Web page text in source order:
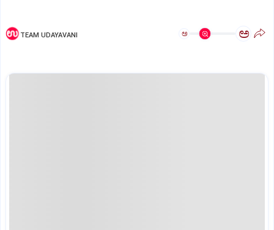
TEAM UDAYAVANI ಅ ಅ